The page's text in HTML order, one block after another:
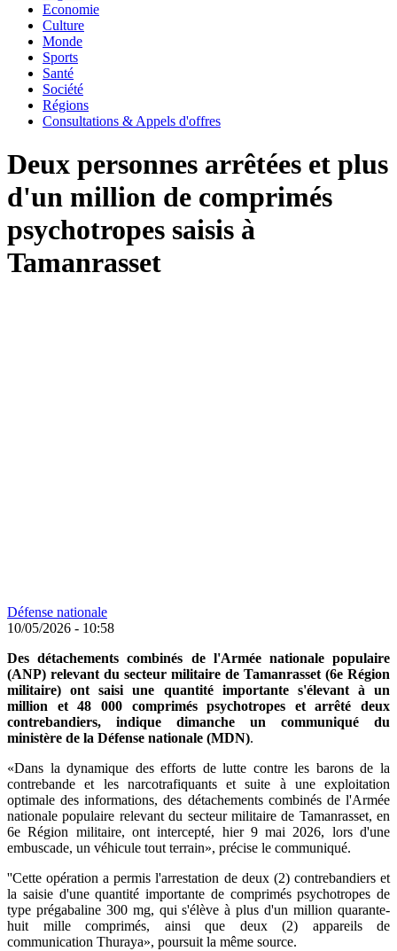
Economie
Culture
Monde
Sports
Santé
Société
Régions
Consultations & Appels d'offres
Deux personnes arrêtées et plus
d'un million de comprimés
psychotropes saisis à
Tamanrasset
Défense nationale
10/05/2026 - 10:58
Des détachements combinés de l'Armée nationale populaire
(ANP) relevant du secteur militaire de Tamanrasset (6e Région
militaire) ont saisi une quantité importante s'élevant à un
million et48 000 comprimés psychotropes et arrêté deux
contrebandiers, indique dimanche un communiqué du
ministère de la Défense nationale (MDN).
«Dans la dynamique des efforts de lutte contre les barons de la
contrebande et les narcotrafiquants et suite à une exploitation
optimale des informations, des détachements combinés de l'Armée
nationale populaire relevant du secteur militaire de Tamanrasset, en
6e Région militaire, ont intercepté, hier 9 mai 2026, lors d'une
embuscade, un véhicule tout terrain», précise le communiqué.
''Cette opération a permis l'arrestation de deux (2) contrebandiers et
la saisie d'une quantité importante de comprimés psychotropes de
type prégabaline 300 mg, qui s'élève à plus d'un million quarante-
huit mille comprimés, ainsi que deux (2) appareils de
communication Thuraya», poursuit la même source.